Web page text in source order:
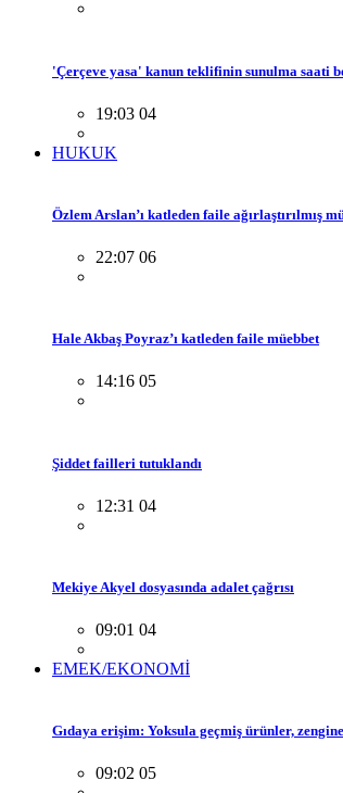
'Çerçeve yasa' kanun teklifinin sunulma saati
19:03 04
HUKUK
Özlem Arslan’ı katleden faile ağırlaştırılmış
22:07 06
Hale Akbaş Poyraz’ı katleden faile müebbet
14:16 05
Şiddet failleri tutuklandı
12:31 04
Mekiye Akyel dosyasında adalet çağrısı
09:01 04
EMEK/EKONOMİ
Gıdaya erişim: Yoksula geçmiş ürünler,
09:02 05